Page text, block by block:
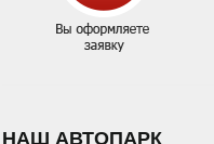
НАШ АВТОПАРК